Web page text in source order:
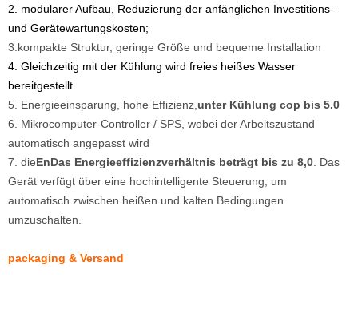
2. modularer Aufbau, Reduzierung der anfänglichen Investitions-
und Gerätewartungskosten;
3.kompakte Struktur, geringe Größe und bequeme Installation
4. Gleichzeitig mit der Kühlung wird freies heißes Wasser
bereitgestellt.
5. Energieeinsparung, hohe Effizienz,unter Kühlung cop bis 5.0
6. Mikrocomputer-Controller / SPS, wobei der Arbeitszustand
automatisch angepasst wird
7. dieEnDas Energieeffizienzverhältnis beträgt bis zu 8,0. Das
Gerät verfügt über eine hochintelligente Steuerung, um
automatisch zwischen heißen und kalten Bedingungen
umzuschalten.
packaging & Versand